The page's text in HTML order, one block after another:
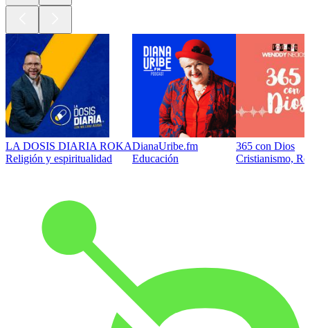
LA DOSIS DIARIA ROKA
Religión y espiritualidad
DianaUribe.fm
Educación
365 con Dios
Cristianismo,